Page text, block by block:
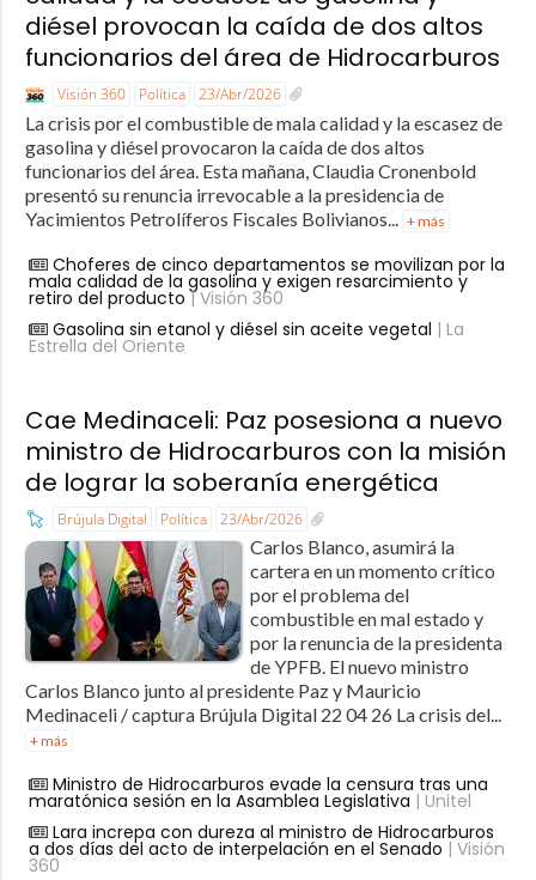
diésel provocan la caída de dos altos
funcionarios del área de Hidrocarburos
Visión 360 Política 23/Abr/2026
La crisis por el combustible de mala calidad y la escasez de
gasolina y diésel provocaron la caída de dos altos
funcionarios del área. Esta mañana, Claudia Cronenbold
presentó su renuncia irrevocable a la presidencia de
Yacimientos Petrolíferos Fiscales Bolivianos...
+ más
Choferes de cinco departamentos se movilizan por la
mala calidad de la gasolina y exigen resarcimiento y
retiro del producto | Visión 360
Gasolina sin etanol y diésel sin aceite vegetal | La
Estrella del Oriente
Cae Medinaceli: Paz posesiona a nuevo
ministro de Hidrocarburos con la misión
de lograr la soberanía energética
Brújula Digital Política 23/Abr/2026
Carlos Blanco, asumirá la
cartera en un momento crítico
por el problema del
combustible en mal estado y
por la renuncia de la presidenta
de YPFB. El nuevo ministro
Carlos Blanco junto al presidente Paz y Mauricio
Medinaceli / captura Brújula Digital 22 04 26 La crisis del...
+ más
Ministro de Hidrocarburos evade la censura tras una
maratónica sesión en la Asamblea Legislativa | Unitel
Lara increpa con dureza al ministro de Hidrocarburos
a dos días del acto de interpelación en el Senado | Visión
360